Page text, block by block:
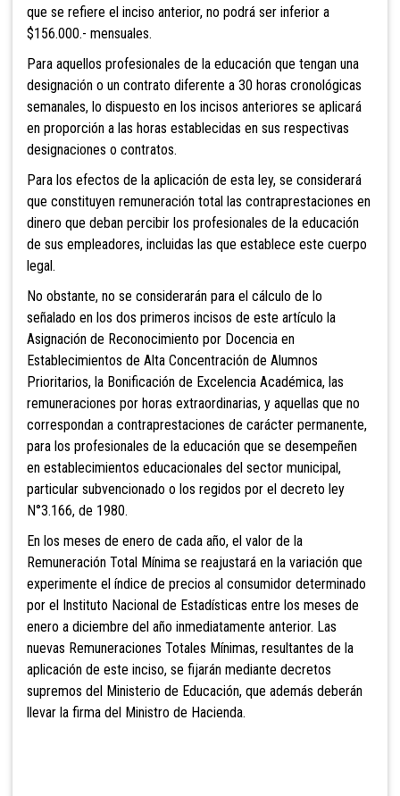
que se refiere el inciso anterior, no podrá ser inferior a
$156.000.- mensuales.
Para aquellos profesionales de la educación que tengan una
designación o un contrato diferente a 30 horas cronológicas
semanales, lo dispuesto en los incisos anteriores se aplicará
en proporción a las horas establecidas en sus respectivas
designaciones o contratos.
Para los efectos de la aplicación de esta ley, se considerará
que constituyen remuneración total las contraprestaciones en
dinero que deban percibir los profesionales de la educación
de sus empleadores, incluidas las que establece este cuerpo
legal.
No obstante, no se considerarán para el cálculo de lo
señalado en los dos primeros incisos de este artículo la
Asignación de Reconocimiento por Docencia en
Establecimientos de Alta Concentración de Alumnos
Prioritarios, la Bonificación de Excelencia Académica, las
remuneraciones por horas extraordinarias, y aquellas que no
correspondan a contraprestaciones de carácter permanente,
para los profesionales de la educación que se desempeñen
en establecimientos educacionales del sector municipal,
particular subvencionado o los regidos por el decreto ley
N°3.166, de 1980.
En los meses de enero de cada año, el valor de la
Remuneración Total Mínima se reajustará en la variación que
experimente el índice de precios al consumidor determinado
por el Instituto Nacional de Estadísticas entre los meses de
enero a diciembre del año inmediatamente anterior. Las
nuevas Remuneraciones Totales Mínimas, resultantes de la
aplicación de este inciso, se fijarán mediante decretos
supremos del Ministerio de Educación, que además deberán
llevar la firma del Ministro de Hacienda.